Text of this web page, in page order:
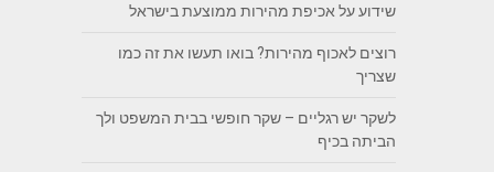
שידוע על אכיפת מהירות ממוצעת בישראל
רוצים לאכוף מהירות? בואו תעשו את זה כמו
שצריך
לשקר יש רגליים – שקר חופשי בבית המשפט ולך
הביתה בכיף